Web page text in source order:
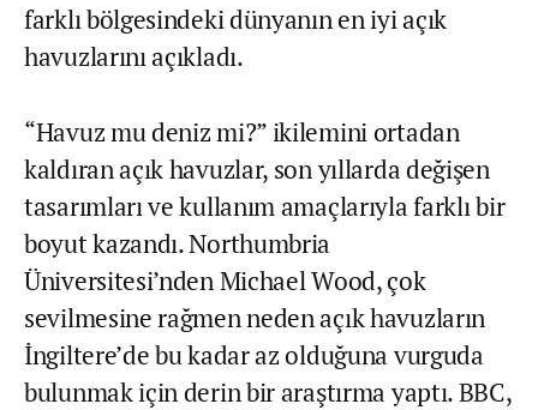
farklı bölgesindeki dünyanın en iyi açık
havuzlarını açıkladı.
“Havuz mu deniz mi?” ikilemini ortadan
kaldıran açık havuzlar, son yıllarda değişen
tasarımları ve kullanım amaçlarıyla farklı bir
boyut kazandı. Northumbria
Üniversitesi’nden Michael Wood, çok
sevilmesine rağmen neden açık havuzların
İngiltere’de bu kadar az olduğuna vurguda
bulunmak için derin bir araştırma yaptı. BBC,